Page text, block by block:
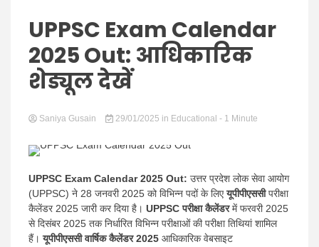
Hindi
News
UPPSC Exam Calendar
2025 Out: आधिकारिक
शेड्यूल देखें
Saniya Gusain 29/01/2025 in Educational - 1 Minute
UPPSC Exam Calendar 2025 Out: उत्तर प्रदेश लोक सेवा आयोग
(UPPSC) ने 28 जनवरी 2025 को विभिन्न पदों के लिएयूपीपीएससीपरीक्षा
कैलेंडर 2025 जारी कर दिया है। UPPSC परीक्षा कैलेंडरमें फरवरी 2025
से दिसंबर 2025 तक निर्धारित विभिन्न परीक्षाओं की परीक्षा तिथियां शामिल
हैं।यूपीपीएससी वार्षिक कैलेंडर 2025 आधिकारिक वेबसाइट